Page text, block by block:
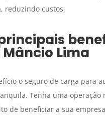
reduzindo custos.
Mâncio Lima
o seguro de carga para
Tenha uma
de beneficiar a sua